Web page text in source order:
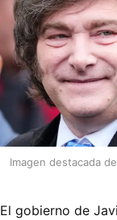
Imagen destacada
El gobierno de